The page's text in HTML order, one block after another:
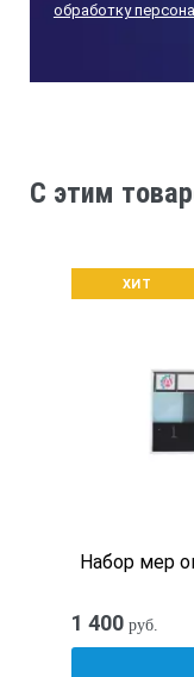
обработку
C этим
ХИТ
Набор мер
1 400 руб.